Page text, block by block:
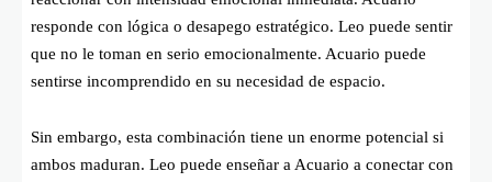
responde con lógica o desapego estratégico. Leo puede sentir
que no le toman en serio emocionalmente. Acuario puede
sentirse incomprendido en su necesidad de espacio.
Sin embargo, esta combinación tiene un enorme potencial si
ambos maduran. Leo puede enseñar a Acuario a conectar con